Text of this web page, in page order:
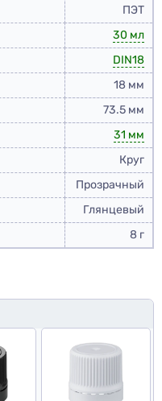
ПЭТ
30 мл
DIN18
18 мм
73.5 мм
31 мм
Круг
Прозрачный
Глянцевый
8 г